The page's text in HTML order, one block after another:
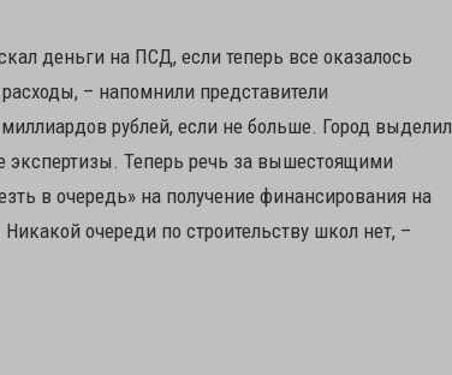
деньги на ПСД, если теперь все оказалось
– напомнили представители
рублей, если не больше. Город выделил
экспертизы. Теперь речь за вышестоящими
в очередь» на получение финансирования на
очереди по строительству школ нет, –